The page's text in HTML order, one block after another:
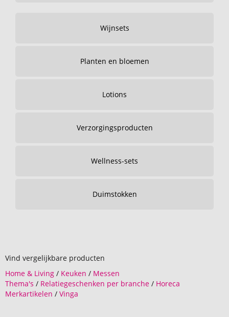
Wijnsets
Planten en bloemen
Lotions
Verzorgingsproducten
Wellness-sets
Duimstokken
Vind vergelijkbare producten
Home & Living / Keuken / Messen
Thema's / Relatiegeschenken per branche / Horeca
Merkartikelen / Vinga